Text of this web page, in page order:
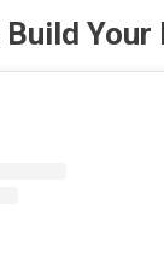
Your